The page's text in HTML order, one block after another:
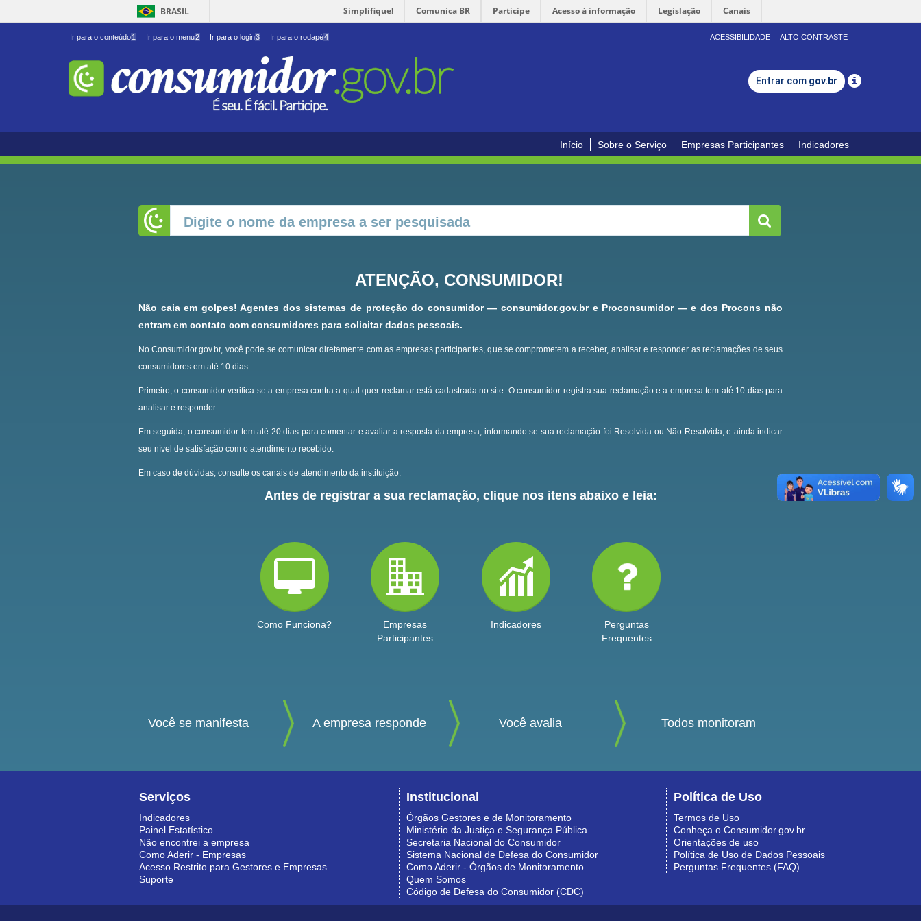
BRASIL Simplifique! Comunica BR Participe Acesso à informação Legislação Canais
Ir para o conteúdo1 Ir para o menu2 Ir para o login3 Ir para o rodapé4 ACESSIBILIDADE ALTO CONTRASTE
Entrar com gov.br
Início Sobre o Serviço Empresas Participantes Indicadores
ATENÇÃO, CONSUMIDOR!
Não caia em golpes! Agentes dos sistemas de proteção do consumidor — consumidor.gov.br e Proconsumidor — e dos Procons não
entram em contato com consumidores para solicitar dados pessoais.
No Consumidor.gov.br, você pode se comunicar diretamente com as empresas participantes, que se comprometem a receber, analisar e responder as reclamações de seus
consumidores em até 10 dias.
Primeiro, o consumidor verifica se a empresa contra a qual quer reclamar está cadastrada no site. O consumidor registra sua reclamação e a empresa tem até 10 dias para
analisar e responder.
Em seguida, o consumidor tem até 20 dias para comentar e avaliar a resposta da empresa, informando se sua reclamação foi Resolvida ou Não Resolvida, e ainda indicar
seu nível de satisfação com o atendimento recebido.
Em caso de dúvidas, consulte os canais de atendimento da instituição.
Antes de registrar a sua reclamação, clique nos itens abaixo e leia:
Como Funciona?
Empresas
Participantes
Indicadores
Perguntas
Frequentes
Você se manifesta A empresa responde Você avalia Todos monitoram
Serviços
Indicadores
Painel Estatístico
Não encontrei a empresa
Como Aderir - Empresas
Acesso Restrito para Gestores e Empresas
Suporte
Institucional
Órgãos Gestores e de Monitoramento
Ministério da Justiça e Segurança Pública
Secretaria Nacional do Consumidor
Sistema Nacional de Defesa do Consumidor
Como Aderir - Órgãos de Monitoramento
Quem Somos
Código de Defesa do Consumidor (CDC)
Política de Uso
Termos de Uso
Conheça o Consumidor.gov.br
Orientações de uso
Política de Uso de Dados Pessoais
Perguntas Frequentes (FAQ)